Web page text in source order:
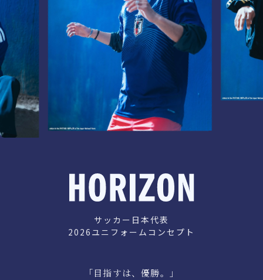
サッカー日本代表
2026ユニフォームコンセプト
「目指すは、優勝。」